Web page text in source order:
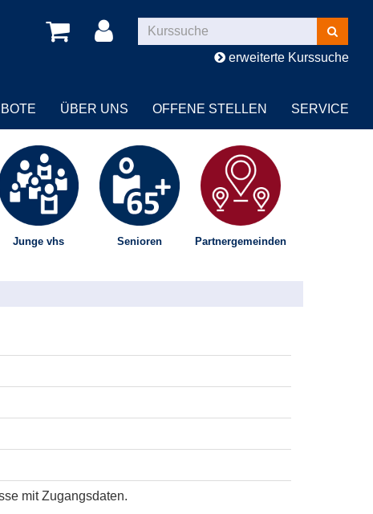
Kurse
suchen
erweiterte Kurssuche
ÜBER UNS OFFENE STELLEN SERVICE
Junge vhs Senioren Partnergemeinden
mit Zugangsdaten.